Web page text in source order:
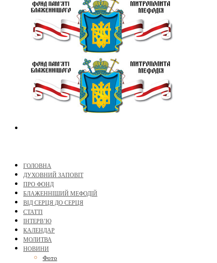
ГОЛОВНА
ДУХОВНИЙ ЗАПОВІТ
ПРО ФОНД
БЛАЖЕННІШИЙ МЕФОДІЙ
ВІД СЕРЦЯ ДО СЕРЦЯ
СТАТТІ
ІНТЕРВ’Ю
КАЛЕНДАР
МОЛИТВА
НОВИНИ
Фото